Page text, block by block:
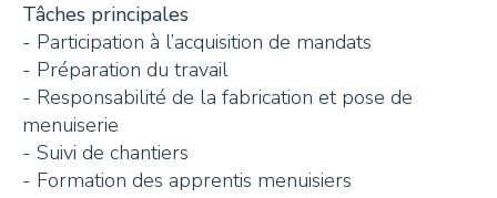
Tâches principales
- Participation à l’acquisition de mandats
- Préparation du travail
- Responsabilité de la fabrication et pose de
menuiserie
- Suivi de chantiers
- Formation des apprentis menuisiers